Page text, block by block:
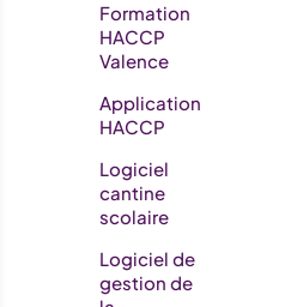
Formation
HACCP
Valence
Application
HACCP
Logiciel
cantine
scolaire
Logiciel de
gestion de